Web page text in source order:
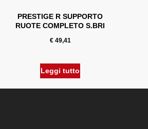
PRESTIGE R SUPPORTO
RUOTE COMPLETO S.BRI
€49,41
Leggi tutto